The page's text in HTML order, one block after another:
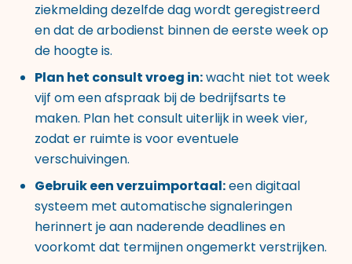
ziekmelding dezelfde dag wordt geregistreerd
en dat de arbodienst binnen de eerste week op
de hoogte is.
Plan het consult vroeg in:wacht niet tot week
vijf om een afspraak bij de bedrijfsarts te
maken. Plan het consult uiterlijk in week vier,
zodat er ruimte is voor eventuele
verschuivingen.
Gebruik een verzuimportaal:een digitaal
systeem met automatische signaleringen
herinnert je aan naderende deadlines en
voorkomt dat termijnen ongemerkt verstrijken.